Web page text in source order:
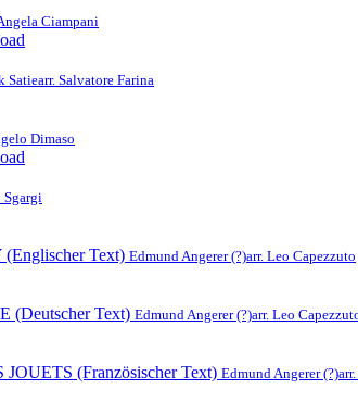
Ciampani
Satiearr. Salvatore Farina
Dimaso
Sgargi
Text) Edmund Angerer (?)arr. Leo Capezzuto
(Deutscher Text) Edmund Angerer (?)arr. Leo
(Französischer Text) Edmund Angerer (?)